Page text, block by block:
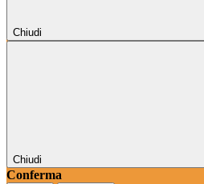
Chiudi
Chiudi
Conferma